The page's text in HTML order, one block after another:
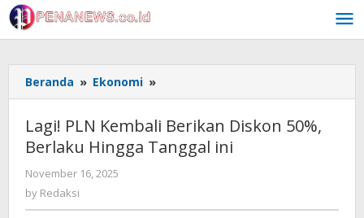
Skip
to
content
Beranda » Ekonomi »
PLN
Berikan
Diskon
Lagi! PLN Kembali Berikan Diskon 50%,
Berlaku Hingga Tanggal ini
November 16, 2025
by Redaksi